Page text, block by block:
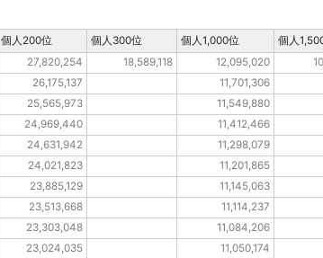
27,820,254 18,589,118 12,095,020
26,175,137 11,701,306
25,565,973 11,549,880
24,969,440 11,412,466
24,631,942 11,298,079
24,021,823 11,201,865
23,885,129 11,145,063
23,513,668 11,114,237
23,303,048 11,084,206
23,024,035 11,050,174
個人200位 個人300位 個人1,000位 個人